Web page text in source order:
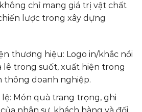
không chỉ mang giá trị vật chất
lược trong xây dựng
thương hiệu: Logo in/khắc nổi
lê trong suốt, xuất hiện trong
thông doanh nghiệp.
Món quà trang trọng, ghi
nhân sự, khách hàng và đối